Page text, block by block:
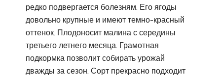
редко подвергается болезням. Его ягоды
довольно крупные и имеют темно-красный
оттенок. Плодоносит малина с середины
третьего летнего месяца. Грамотная
подкормка позволит собирать урожай
дважды за сезон. Сорт прекрасно подходит